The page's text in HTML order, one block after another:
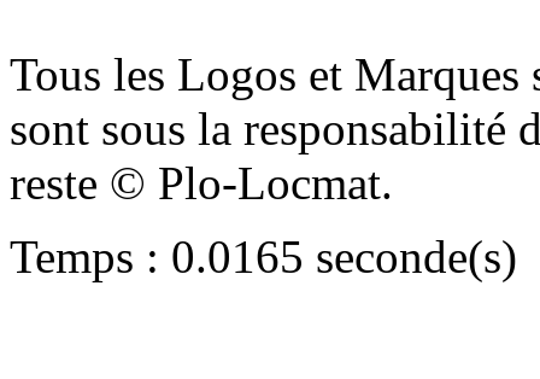
Tous les Logos et Marques
sont sous la responsabilité
reste © Plo-Locmat.
Temps : 0.0165 seconde(s)